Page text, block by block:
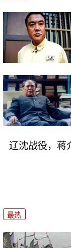
辽沈战役，蒋
最热